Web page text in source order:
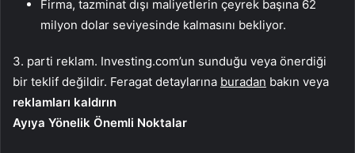
Firma, tazminat dışı maliyetlerin çeyrek başına 62
milyon dolar seviyesinde kalmasını bekliyor.
3. parti reklam. Investing.com’un sunduğu veya önerdiği
bir teklif değildir. Feragat detaylarına buradan bakın veya
reklamları kaldırın
Ayıya Yönelik Önemli Noktalar